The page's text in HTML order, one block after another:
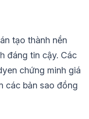
tạo thành nền
đáng tin cậy. Các
chứng minh giá
các bản sao đồng